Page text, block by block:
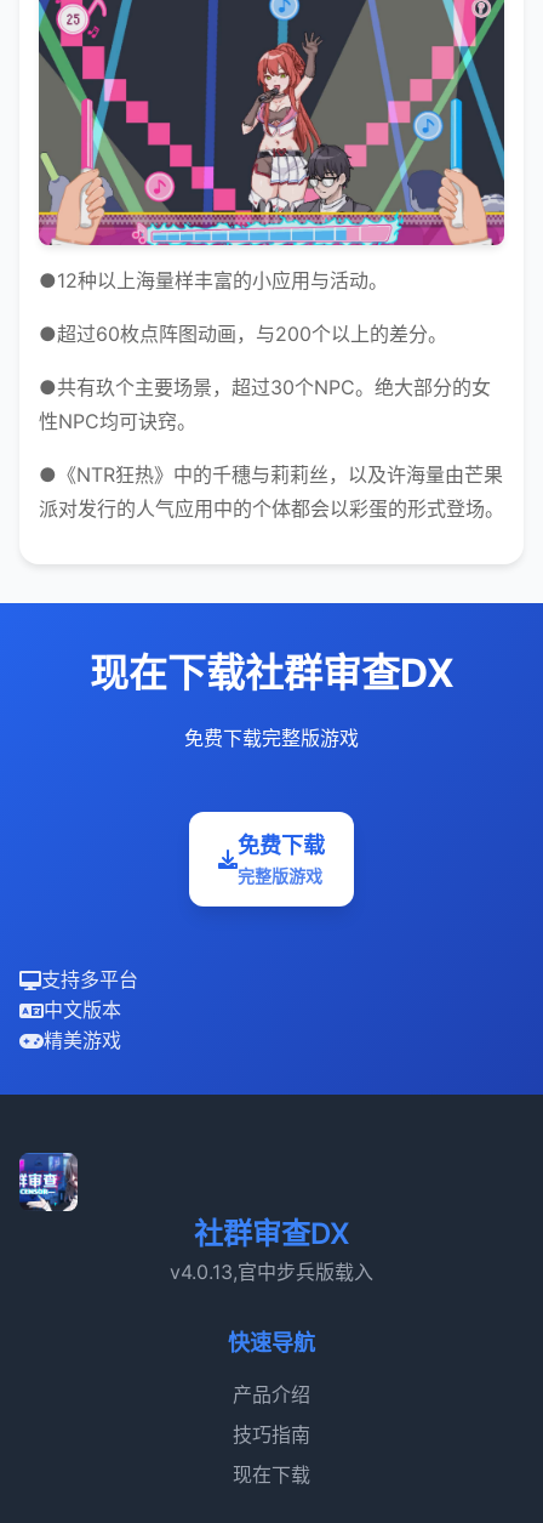
●12种以上海量样丰富的小应用与活动。
●超过60枚点阵图动画，与200个以上的差分。
●共有玖个主要场景，超过30个NPC。绝大部分的女
性NPC均可诀窍。
●《NTR狂热》中的千穗与莉莉丝，以及许海量由芒果
派对发行的人气应用中的个体都会以彩蛋的形式登场。
现在下载社群审查DX
免费下载完整版游戏
免费下载
完整版游戏
支持多平台
中文版本
精美游戏
社群审查DX
v4.0.13,官中步兵版载入
快速导航
产品介绍
技巧指南
现在下载